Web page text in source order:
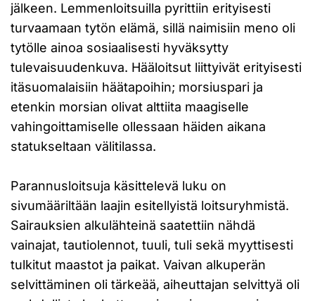
jälkeen. Lemmenloitsuilla pyrittiin erityisesti
turvaamaan tytön elämä, sillä naimisiin meno oli
tytölle ainoa sosiaalisesti hyväksytty
tulevaisuudenkuva. Hääloitsut liittyivät erityisesti
itäsuomalaisiin häätapoihin; morsiuspari ja
etenkin morsian olivat alttiita maagiselle
vahingoittamiselle ollessaan häiden aikana
statukseltaan välitilassa.
Parannusloitsuja käsittelevä luku on
sivumääriltään laajin esitellyistä loitsuryhmistä.
Sairauksien alkulähteinä saatettiin nähdä
vainajat, tautiolennot, tuuli, tuli sekä myyttisesti
tulkitut maastot ja paikat. Vaivan alkuperän
selvittäminen oli tärkeää, aiheuttajan selvittyä oli